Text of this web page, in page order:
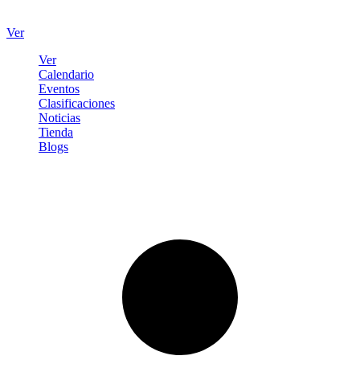
Ver
Ver
Calendario
Eventos
Clasificaciones
Noticias
Tienda
Blogs